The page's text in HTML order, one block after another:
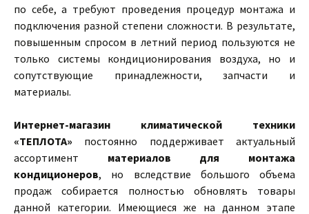
по себе, а требуют проведения процедур монтажа и
подключения разной степени сложности. В результате,
повышенным спросом в летний период пользуются не
только системы кондиционирования воздуха, но и
сопутствующие принадлежности, запчасти и
материалы.
Интернет-магазин климатической техники
«ТЕПЛОТА» постоянно поддерживает актуальный
ассортимент материалов для монтажа
кондиционеров, но вследствие большого объема
продаж собирается полностью обновлять товары
данной категории. Имеющиеся же на данном этапе